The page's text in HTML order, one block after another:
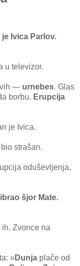
Ivica Parlov.
u televizor.
— urnebes. Glas
borbu. Erupcija
je Ivica.
strašan.
oduševljenja,
šjor Mate.
Zvonce na
»Dunja plače od